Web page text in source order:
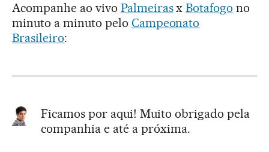
Acompanhe ao vivo PalmeirasxBotafogo no
minuto a minuto pelo Campeonato
Brasileiro:
Ficamos por aqui! Muito obrigado pela
companhia e até a próxima.